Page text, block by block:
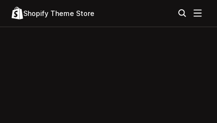
Shopify Theme Store